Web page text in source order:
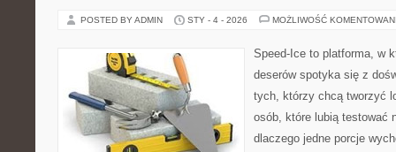
POSTED BY ADMIN STY - 4 - 2026 MOŻLIWOŚĆ
Speed-Ice to platforma, w
deserów spotyka się z
tych, którzy chcą tworzyć
osób, które lubią testować
dlaczego jedne porcje